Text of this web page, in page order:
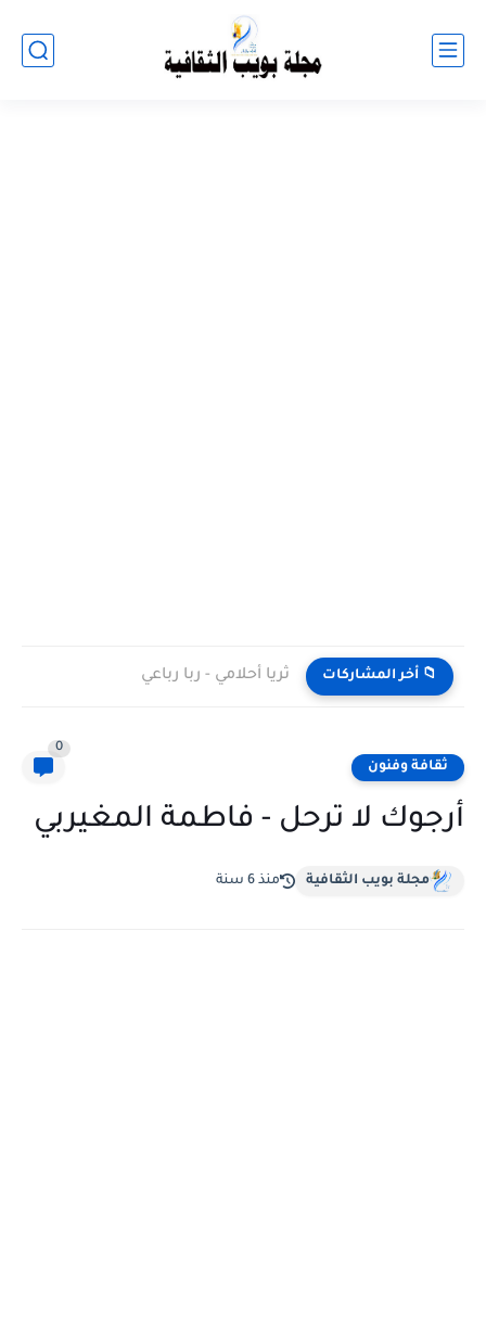
📁 أخر المشاركات ثريا أحلامي - ربا رباعي
ثقافة وفنون
0
أرجوك لا ترحل - فاطمة المغيربي
مجلة بويب الثقافية منذ 6 سنة